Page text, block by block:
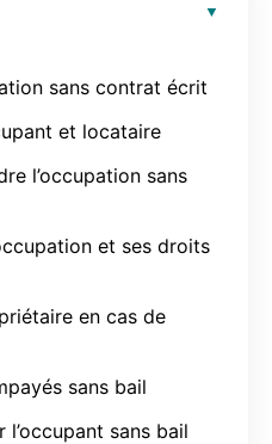
sans contrat écrit
et locataire
l’occupation sans
et ses droits
en cas de
sans bail
l’occupant sans bail